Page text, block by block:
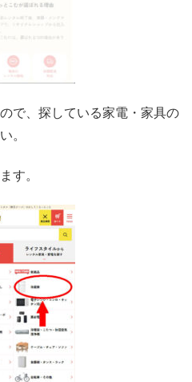
で、探している家電・家具の
。
す。